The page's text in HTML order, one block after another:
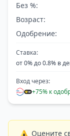
Без %:
Возраст:
Одобрение:
Ставка:
от 0% до 0.8% в
Вход через:
+75% к
Оцените